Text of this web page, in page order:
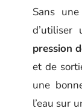
Sans
pression
et de
une
l’eau sur